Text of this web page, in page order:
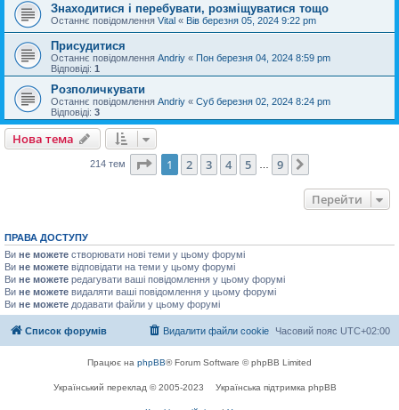
Знаходитися і перебувати, розміщуватися тощо
Останнє повідомлення Vital « Вів березня 05, 2024 9:22 pm
Присудитися
Останнє повідомлення Andriy « Пон березня 04, 2024 8:59 pm
Відповіді: 1
Розполичкувати
Останнє повідомлення Andriy « Суб березня 02, 2024 8:24 pm
Відповіді: 3
Нова тема
214 тем Сторінка 1 9
1 2 3 4 5 9
Перейти
ПРАВА ДОСТУПУ
Ви не можете створювати нові теми у цьому форумі
Ви не можете відповідати на теми у цьому форумі
Ви не можете редагувати ваші повідомлення у цьому форумі
Ви не можете видаляти ваші повідомлення у цьому форумі
Ви не можете додавати файли у цьому форумі
Список форумів Часовий пояс UTC+02:00
Видалити файли cookie
Працює на phpBB® Forum Software © phpBB Limited
Український переклад © 2005-2023 Українська підтримка phpBB